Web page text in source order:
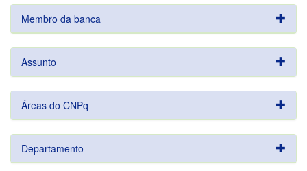
Membro da banca
Assunto
Áreas do CNPq
Departamento